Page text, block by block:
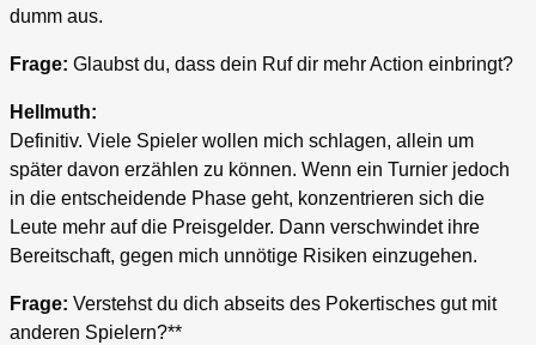
dumm aus.
Frage: Glaubst du, dass dein Ruf dir mehr Action einbringt?
Hellmuth:
Definitiv. Viele Spieler wollen mich schlagen, allein um
später davon erzählen zu können. Wenn ein Turnier jedoch
in die entscheidende Phase geht, konzentrieren sich die
Leute mehr auf die Preisgelder. Dann verschwindet ihre
Bereitschaft, gegen mich unnötige Risiken einzugehen.
Frage: Verstehst du dich abseits des Pokertisches gut mit
anderen Spielern?**